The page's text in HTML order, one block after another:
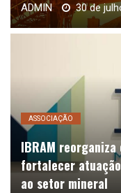
ADMIN 30 de
ASSOCIAÇÃO
IBRAM
fortalecer
ao setor mineral